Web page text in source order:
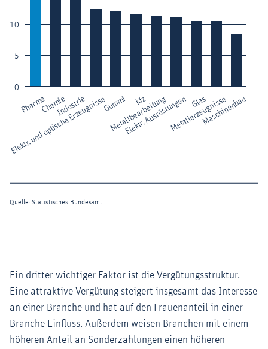
Ein dritter wichtiger Faktor ist die Vergütungsstruktur.
Eine attraktive Vergütung steigert insgesamt das Interesse
an einer Branche und hat auf den Frauenanteil in einer
Branche Einfluss. Außerdem weisen Branchen mit einem
höheren Anteil an Sonderzahlungen einen höheren